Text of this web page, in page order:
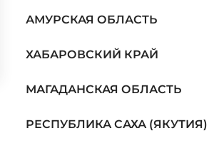
АМУРСКАЯ ОБЛАСТЬ
ХАБАРОВСКИЙ КРАЙ
МАГАДАНСКАЯ ОБЛАСТЬ
РЕСПУБЛИКА САХА (ЯКУТИЯ)